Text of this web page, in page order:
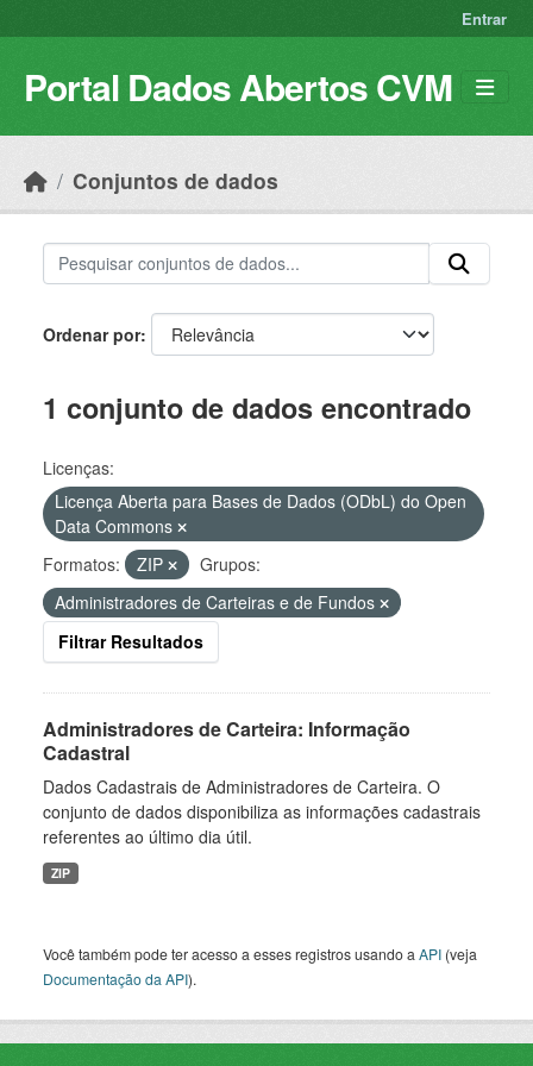
Entrar
Portal Dados Abertos CVM
Conjuntos de dados
Ordenar por
1 conjunto de dados encontrado
Licenças:
Licença Aberta para Bases de Dados (ODbL) do Open
Data Commons
Formatos:
ZIP
Grupos:
Administradores de Carteiras e de Fundos
Filtrar Resultados
Administradores de Carteira: Informação
Cadastral
Dados Cadastrais de Administradores de Carteira. O
conjunto de dados disponibiliza as informações cadastrais
referentes ao último dia útil.
ZIP
Você também pode ter acesso a esses registros usando a API (veja
Documentação da API).